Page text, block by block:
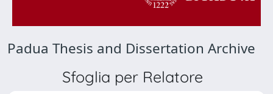
Padua Thesis and Dissertation Archive
Sfoglia per Relatore